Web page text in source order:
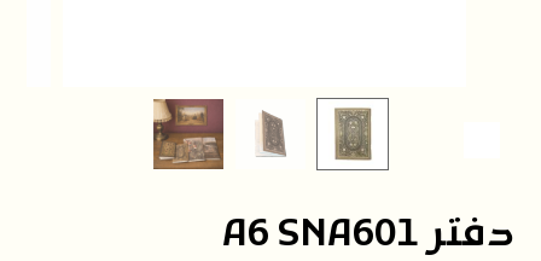
دفتر A6 SNA601